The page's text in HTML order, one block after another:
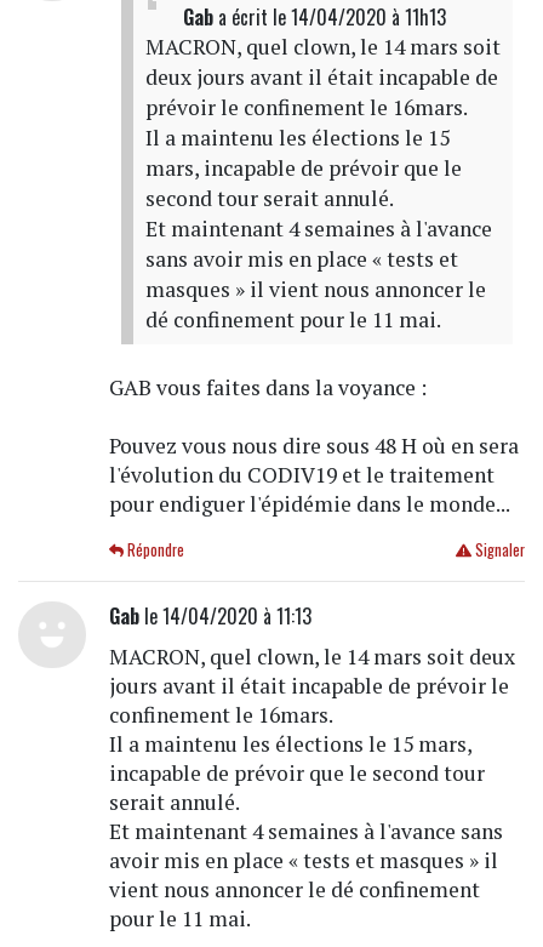
Gaba écrit le 14/04/2020 à 11h13
MACRON, quel clown, le 14 mars soit
deux jours avant il était incapable de
prévoir le confinement le 16mars.
Il a maintenu les élections le 15
mars, incapable de prévoir que le
second tour serait annulé.
Et maintenant 4 semaines à l'avance
sans avoir mis en place « tests et
masques » il vient nous annoncer le
dé confinement pour le 11 mai.
GAB vous faites dans la voyance :
Pouvez vous nous dire sous 48 H où en sera
l'évolution du CODIV19 et le traitement
pour endiguer l'épidémie dans le monde...
Signaler
Répondre
Gable 14/04/2020 à 11:13
MACRON, quel clown, le 14 mars soit deux
jours avant il était incapable de prévoir le
confinement le 16mars.
Il a maintenu les élections le 15 mars,
incapable de prévoir que le second tour
serait annulé.
Et maintenant 4 semaines à l'avance sans
avoir mis en place « tests et masques » il
vient nous annoncer le dé confinement
pour le 11 mai.